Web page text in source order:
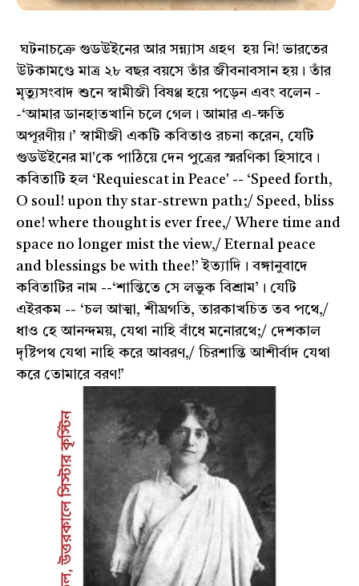
ঘটনাচক্রে গুডউইনের আর সন্ন্যাস গ্রহণ হয় নি! ভারতের
উটকামণ্ডে মাত্র ২৮ বছর বয়সে তাঁর জীবনাবসান হয়। তাঁর
মৃত্যুসংবাদ শুনে স্বামীজী বিষণ্ণ হয়ে পড়েন এবং বলেন -
-‘আমার ডানহাতখানি চলে গেল। আমার এ-ক্ষতি
অপূরণীয়।’ স্বামীজী একটি কবিতাও রচনা করেন, যেটি
গুডউইনের মা'কে পাঠিয়ে দেন পুত্রের স্মরণিকা হিসাবে।
কবিতাটি হল ‘Requiescat in Peace' -- ‘Speed forth,
O soul! upon thy star-strewn path;/ Speed, bliss
one! where thought is ever free,/ Where time and
space no longer mist the view,/ Eternal peace
and blessings be with thee!’ ইত্যাদি। বঙ্গানুবাদে
কবিতাটির নাম --‘শান্তিতে সে লভুক বিশ্রাম’। যেটি
এইরকম -- ‘চল আত্মা, শীঘ্রগতি, তারকাখচিত তব পথে,/
ধাও হে আনন্দময়, যেথা নাহি বাঁধে মনোরথে;/ দেশকাল
দৃষ্টিপথ যেথা নাহি করে আবরণ,/ চিরশান্তি আশীর্বাদ যেথা
করে তোমারে বরণ!’